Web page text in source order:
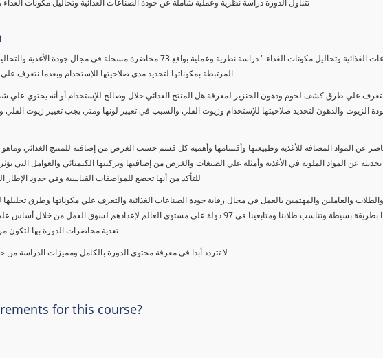
تتناول الدورة دراسة نظرية وعملية شاملة عن جودة الصناعات الغذائية وتحاليل مكونات الغذاء
تتناول دورة " جودة الصناعات الغذائية وتحاليل مكونات الغذاء " دراسة نظرية وعملية بواقع 73
المرتبطة بمكوناتها لتحديد مدي صلاحيتها للإستخدام وبعدما نتعرف
التعرف علي طرق كشف لحوم ودهون الخنزير لمعرفة هل المنتج الغذائي حلال وصالح للإستخدام أو أنه يحتوي علي
الزيوت والدهون لتحديد صلاحيتها للإستخدام وزيوت القلي والسبب في تغيير لونها ومتي يجب تغيير زيوت القلي
عن المواد المضافة للأغذية وطبيعتها وأقسامها وأهمية كل قسم حسب الغرض من إضافته للمنتج الغذائي
بحديثه عن المواد الملونة في الأغذية وأمثلة علي الصبغات والغرض من إضافتها وتركيبها الكيميائي والعوامل التي
للتأكد من أنها تخضع للمواصفات القياسية وفي حدود
والعاملين والمهتمين بالعمل في مجال رقابة جودة الصناعات الغذائية والتعرف علي مكوناتها وطرق تحليلها
خلال محاضرات تم تسجيلها بطريقة بسيطة وتناسب طلابنا ومتابعينا في 97 دولة علي مستوي العالم لإعدادهم
تغذية محاضرات الدورة بها لتكون
لا تتردد أبدا في معرفة محتوي الدورة بالكامل ومميزات الدراسة
for this course?